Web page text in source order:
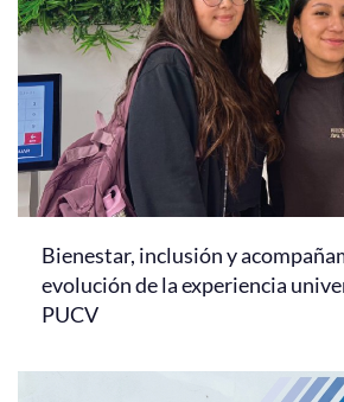
Bienestar, inclusión y
evolución de la experiencia
PUCV